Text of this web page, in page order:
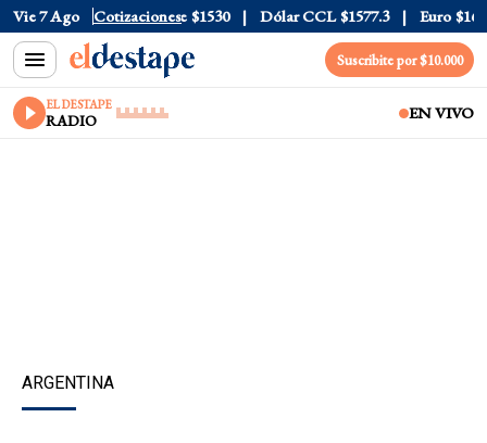
Vie 7 Ago Cotizaciones
$1976 Dólar Blue $1530 Dólar CCL $1577.3 Euro
Suscribite por $10.000
EL DESTAPE
RADIO EN VIVO
ARGENTINA